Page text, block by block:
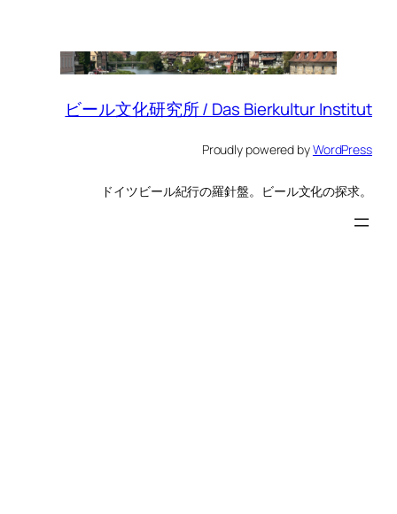
ビール文化研究所 / Das Bierkultur Institut
Proudly powered byWordPress
ドイツビール紀行の羅針盤。ビール文化の探求。